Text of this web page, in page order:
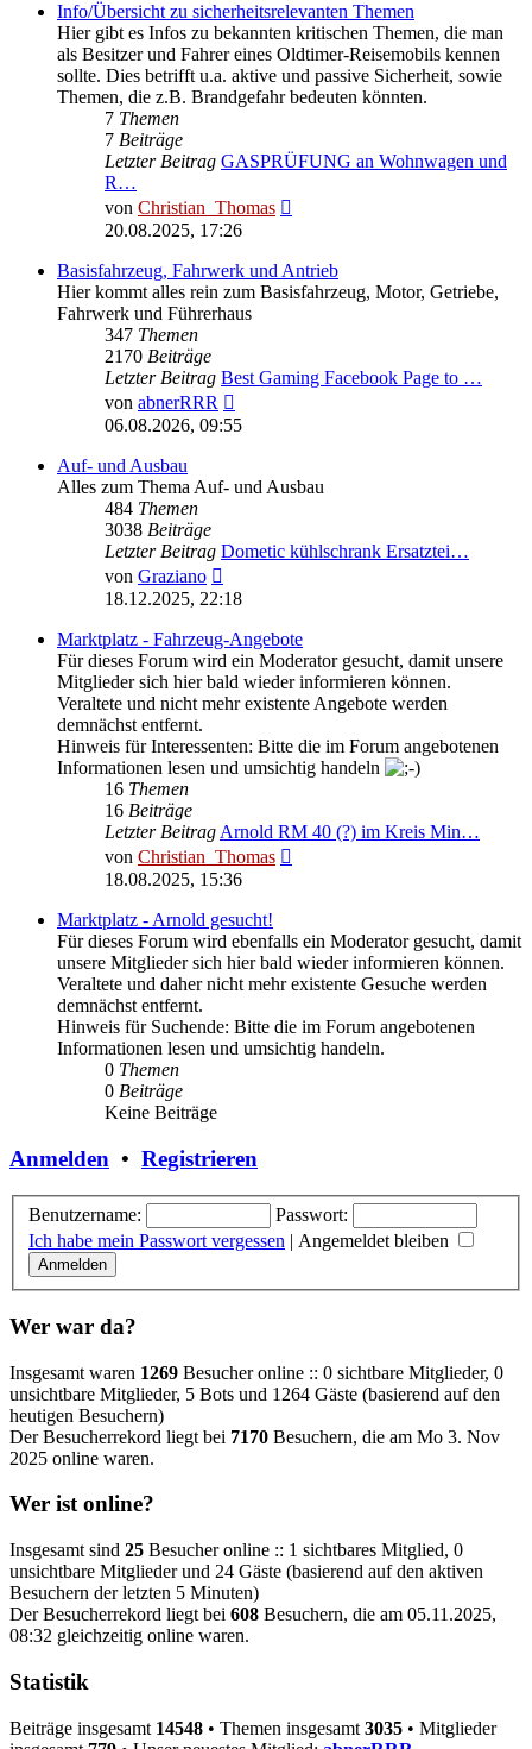
Info/Übersicht zu sicherheitsrelevanten Themen
Hier gibt es Infos zu bekannten kritischen Themen, die man
als Besitzer und Fahrer eines Oldtimer-Reisemobils kennen
sollte. Dies betrifft u.a. aktive und passive Sicherheit, sowie
Themen, die z.B. Brandgefahr bedeuten könnten.
7 Themen
7 Beiträge
Letzter Beitrag GASPRÜFUNG an Wohnwagen und
R…
von Christian_Thomas
20.08.2025, 17:26
Basisfahrzeug, Fahrwerk und Antrieb
Hier kommt alles rein zum Basisfahrzeug, Motor, Getriebe,
Fahrwerk und Führerhaus
347 Themen
2170 Beiträge
Letzter Beitrag Best Gaming Facebook Page to …
von abnerRRR
Beitrag
06.08.2026, 09:55
Auf- und Ausbau
Alles zum Thema Auf- und Ausbau
484 Themen
3038 Beiträge
Letzter Beitrag Dometic kühlschrank Ersatztei…
von Graziano
Beitrag
18.12.2025, 22:18
Marktplatz - Fahrzeug-Angebote
Für dieses Forum wird ein Moderator gesucht, damit unsere
Mitglieder sich hier bald wieder informieren können.
Veraltete und nicht mehr existente Angebote werden
demnächst entfernt.
Hinweis für Interessenten: Bitte die im Forum angebotenen
Informationen lesen und umsichtig handeln
16 Themen
16 Beiträge
Letzter Beitrag Arnold RM 40 (?) im Kreis Min…
von Christian_Thomas
18.08.2025, 15:36
Marktplatz - Arnold gesucht!
Für dieses Forum wird ebenfalls ein Moderator gesucht, damit
unsere Mitglieder sich hier bald wieder informieren können.
Veraltete und daher nicht mehr existente Gesuche werden
demnächst entfernt.
Hinweis für Suchende: Bitte die im Forum angebotenen
Informationen lesen und umsichtig handeln.
0 Themen
0 Beiträge
Keine Beiträge
Anmelden • Registrieren
Benutzername:
Passwort:
Ich habe mein Passwort vergessen | Angemeldet bleiben
Wer war da?
Insgesamt waren 1269 Besucher online :: 0 sichtbare Mitglieder, 0
unsichtbare Mitglieder, 5 Bots und 1264 Gäste (basierend auf den
heutigen Besuchern)
Der Besucherrekord liegt bei 7170 Besuchern, die am Mo 3. Nov
2025 online waren.
Wer ist online?
Insgesamt sind 25 Besucher online :: 1 sichtbares Mitglied, 0
unsichtbare Mitglieder und 24 Gäste (basierend auf den aktiven
Besuchern der letzten 5 Minuten)
Der Besucherrekord liegt bei 608 Besuchern, die am 05.11.2025,
08:32 gleichzeitig online waren.
Statistik
Beiträge insgesamt 14548 • Themen insgesamt 3035 • Mitglieder